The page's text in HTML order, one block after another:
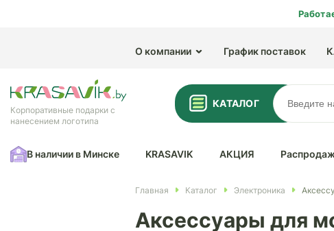
О компании График поставок
Корпоративные подарки с
нанесением логотипа
КАТАЛОГ
В наличии в Минске KRASAVIK АКЦИЯ
Главная Каталог Электроника
Аксессуары для